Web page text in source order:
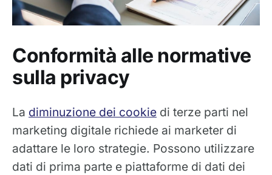
Conformità alle normative
sulla privacy
La diminuzione dei cookie di terze parti nel
marketing digitale richiede ai marketer di
adattare le loro strategie. Possono utilizzare
dati di prima parte e piattaforme di dati dei